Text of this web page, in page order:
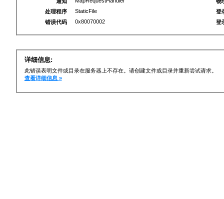
处理程序
StaticFile
错误代码
0x80070002
登
登
详细信息:
此错误表明文件或目录在服务器上不存在。请创建文件或目录并重新尝试请求。
查看详细信息 »